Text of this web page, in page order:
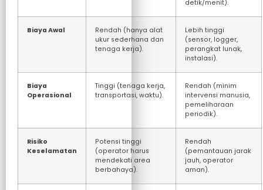
detik/menit).
Biaya Awal
Rendah (hanya alat
ukur sederhana dan
tenaga kerja).
Lebih tinggi
(sensor, logger,
perangkat lunak,
instalasi).
Biaya
Operasional
Tinggi (tenaga kerja,
transportasi, waktu).
Rendah (minim
intervensi manusia,
pemeliharaan
periodik).
Risiko
Keselamatan
Potensi tinggi
(operator harus
mendekati area
berbahaya).
Rendah
(pemantauan jarak
jauh, operator
aman).